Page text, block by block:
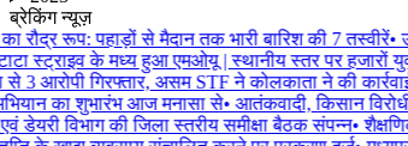
ब्रेकिंग न्यूज़
रौद्र रूप: पहाड़ों से मैदान तक भारी बारिश की 7 तस्वीरें•
स्ट्राइव के मध्य हुआ एमओयू | स्थानीय स्तर पर हजारों
3 आरोपी गिरफ्तार, असम STF ने कोलकाता ने की कार्रवाई
का शुभारंभ आज मनासा से•आतंकवादी, किसान
डेयरी विभाग की जिला स्तरीय समीक्षा बैठक संपन्न•